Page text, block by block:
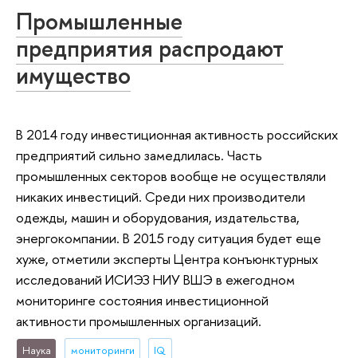
Промышленные
предприятия распродают
имущество
В 2014 году инвестиционная активность российских
предприятий сильно замедлилась. Часть
промышленных секторов вообще не осуществляли
никаких инвестиций. Среди них производители
одежды, машин и оборудования, издательства,
энергокомпании. В 2015 году ситуация будет еще
хуже, отметили эксперты Центра конъюнктурных
исследований ИСИЭЗ НИУ ВШЭ в ежегодном
мониторинге состояния инвестиционной
активности промышленных организаций.
Наука мониторинги IQ